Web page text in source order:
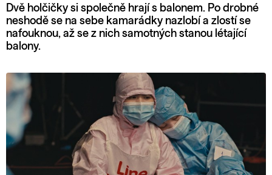
Dvě holčičky si společně hrají s balonem. Po drobné
neshodě se na sebe kamarádky nazlobí a zlostí se
nafouknou, až se z nich samotných stanou létající
balony.